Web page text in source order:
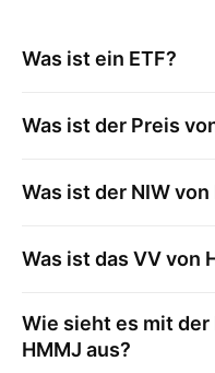
Was ist ein ETF?
Was ist der Preis
Was ist der NIW von
Was ist das VV von
Wie sieht es mit
HMMJ aus?